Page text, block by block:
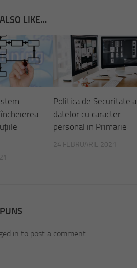
LIKE...
Politica de Securitate a
datelor cu caracter
personal in Primarie
24 FEBRUARIE 2021
in to post a comment.